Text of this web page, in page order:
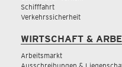
Schifffahrt
Verkehrssicherheit
WIRTSCHAFT &
Arbeitsmarkt